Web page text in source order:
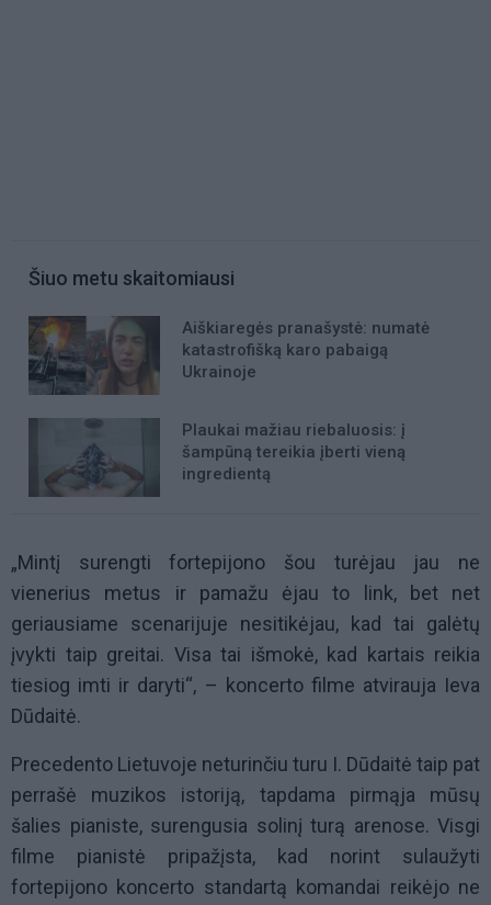
Šiuo metu skaitomiausi
Aiškiaregės pranašystė: numatė
katastrofišką karo pabaigą
Ukrainoje
Plaukai mažiau riebaluosis: į
šampūną tereikia įberti vieną
ingredientą
„Mintį surengti fortepijono šou turėjau jau ne
vienerius metus ir pamažu ėjau to link, bet net
geriausiame scenarijuje nesitikėjau, kad tai galėtų
įvykti taip greitai. Visa tai išmokė, kad kartais reikia
tiesiog imti ir daryti“, – koncerto filme atvirauja Ieva
Dūdaitė.
Precedento Lietuvoje neturinčiu turu I. Dūdaitė taip pat
perrašė muzikos istoriją, tapdama pirmąja mūsų
šalies pianiste, surengusia solinį turą arenose. Visgi
filme pianistė pripažįsta, kad norint sulaužyti
fortepijono koncerto standartą komandai reikėjo ne